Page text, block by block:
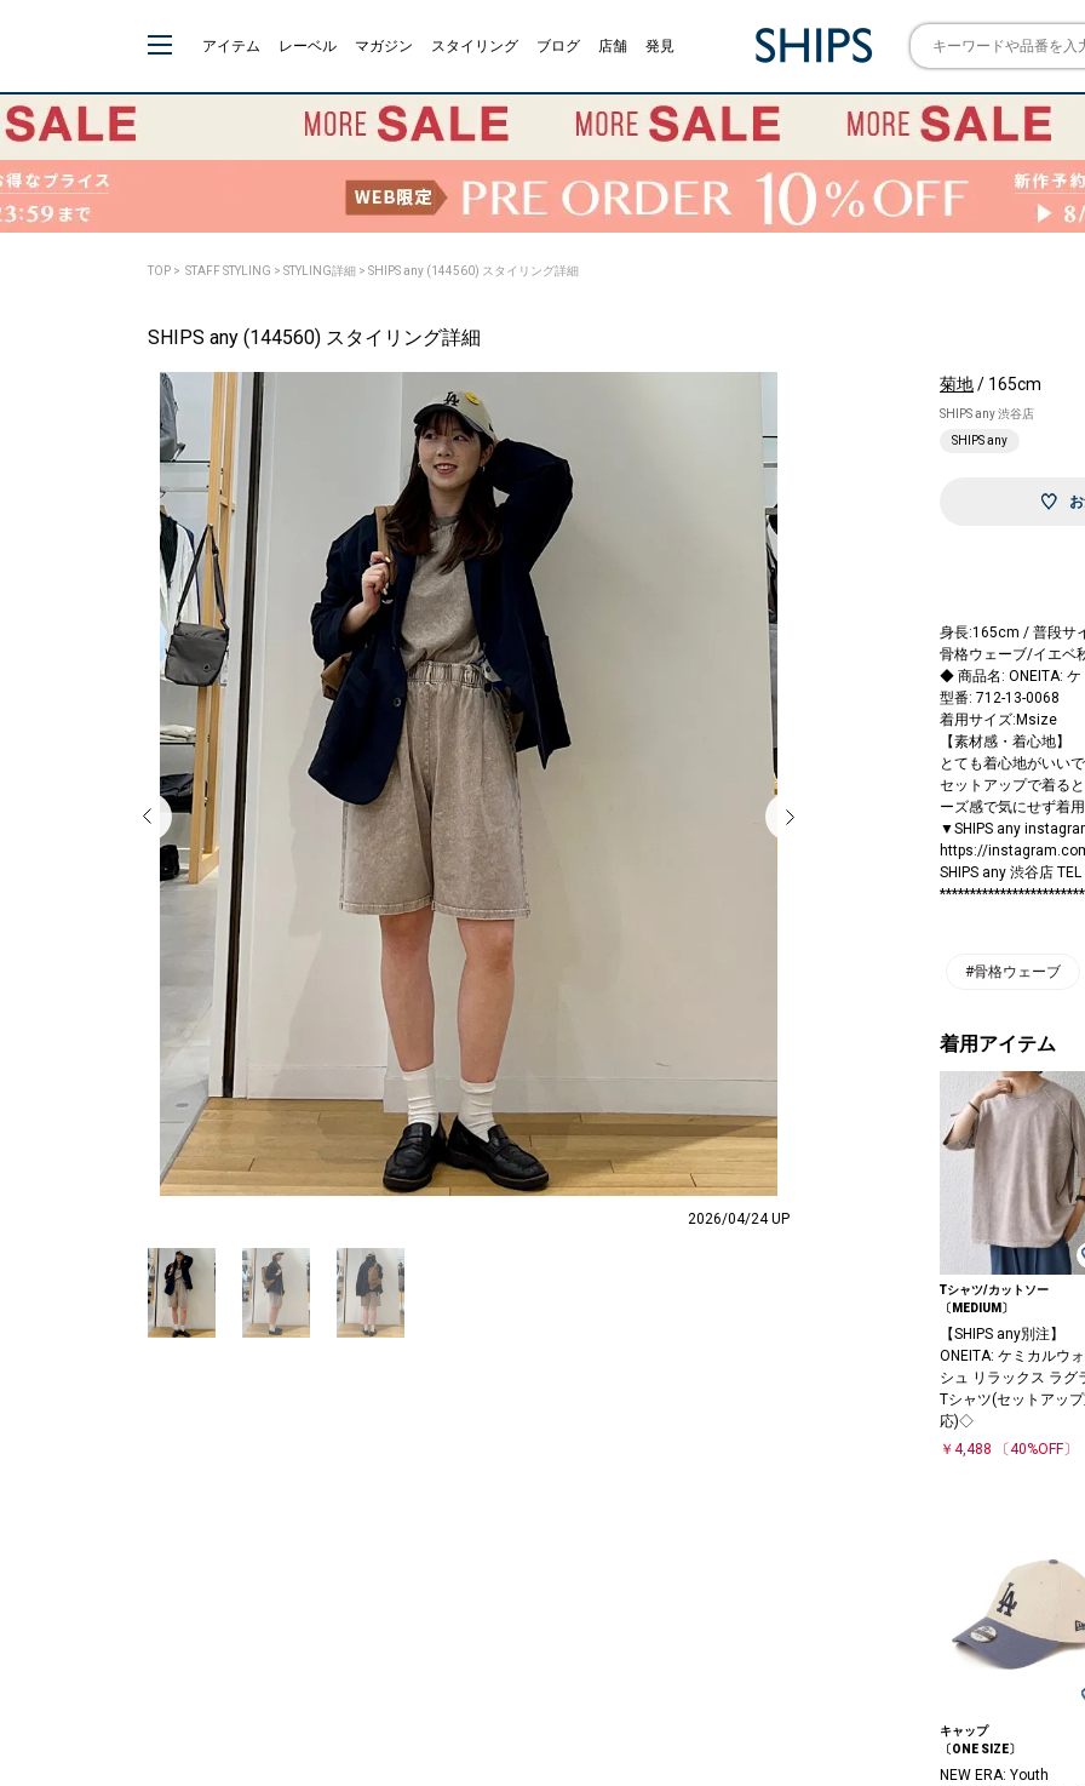
アイテム レーベル マガジン スタイリング ブログ 店舗 発見
TOP > STAFF STYLING > STYLING詳細 > SHIPS any (144560) スタイリング詳細
SHIPS any (144560) スタイリング詳細
2026/04/24 UP
菊地/ 165cm
SHIPS any 渋谷店
SHIPS any
身長:165cm / 普段サ
骨格ウェーブ/イエベ
◆ 商品名: ONEITA:
型番: 712-13-0068
着用サイズ:Msize
【素材感・着心地】
とても着心地がいい
セットアップで着る
ーズ感で気にせず着
▼SHIPS any
https://
SHIPS any 渋谷店
#骨格ウェーブ
着用アイテム
Tシャツ/カットソー
〔MEDIUM〕
【SHIPS any別注】
ONEITA: ケミカルウ
シュ リラックス ラグ
Tシャツ(セットアッ
応)◇
￥4,488
〔40%OFF〕
キャップ
〔ONE SIZE〕
NEW ERA: Youth